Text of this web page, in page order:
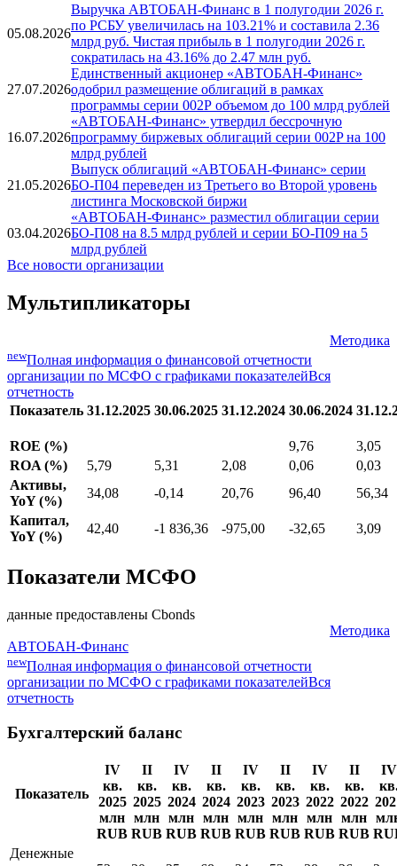
05.08.2026
Выручка АВТОБАН-Финанс в 1 полугодии 2026 г.
по РСБУ увеличилась на 103.21% и составила 2.36
млрд руб. Чистая прибыль в 1 полугодии 2026 г.
сократилась на 43.16% до 2.47 млн руб.
27.07.2026
Единственный акционер «АВТОБАН-Финанс»
одобрил размещение облигаций в рамках
программы серии 002Р объемом до 100 млрд рублей
16.07.2026
«АВТОБАН-Финанс» утвердил бессрочную
программу биржевых облигаций серии 002P на 100
млрд рублей
21.05.2026
Выпуск облигаций «АВТОБАН-Финанс» серии
БО-П04 переведен из Третьего во Второй уровень
листинга Московской биржи
03.04.2026
«АВТОБАН-Финанс» разместил облигации серии
БО-П08 на 8.5 млрд рублей и серии БО-П09 на 5
млрд рублей
Все новости организации
Мультипликаторы
Методика
newПолная информация о финансовой отчетности
организации по МСФО с графиками показателейВся
отчетность
Показатель 31.12.2025 30.06.2025 31.12.2024 30.06.2024
ROE (%) 9,76
3,05
ROA (%)
5,79 5,31 2,08 0,06
0,03
Активы,
YoY (%)
34,08 -0,14 20,76 96,40
56,34
Капитал,
YoY (%)
42,40 -1 836,36 -975,00 -32,65 3,09
Показатели МСФО
данные предоставлены Cbonds
Методика
АВТОБАН-Финанс
newПолная информация о финансовой отчетности
организации по МСФО с графиками показателейВся
отчетность
Бухгалтерский баланс
Показатель
IV
кв.
2025
млн
RUB
II
кв.
2025
млн
RUB
IV
кв.
2024
млн
RUB
II
кв.
2024
млн
RUB
IV
кв.
2023
млн
RUB
II
кв.
2023
млн
RUB
IV
кв.
2022
млн
RUB
II
кв.
2022
млн
RUB
IV
Денежные